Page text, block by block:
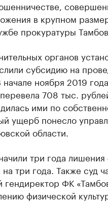
в крупном
прокуратуры
органов
субсидию на
ноября 2019
708 тыс.
ими по
ущерб понесло
области.
три года
три года. Также суд
ФК
физической